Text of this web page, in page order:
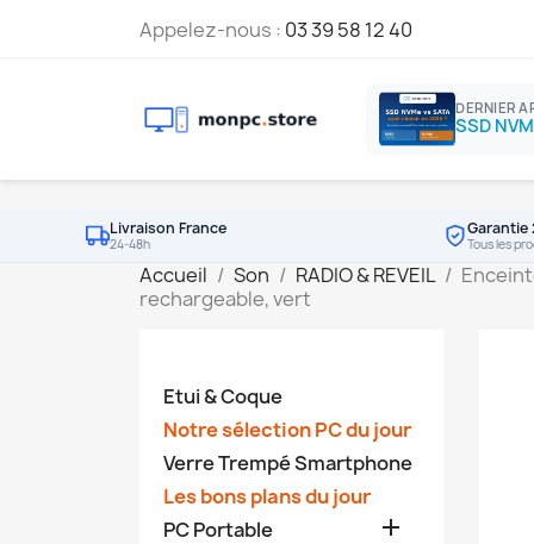
Appelez-nous : 03 39 58 12 40
DERNIER
Livraison France
24-48h
Garantie
Tous les
Accueil Son RADIO & REVEIL
rechargeable, vert
Etui & Coque
Notre sélection PC du jour
Verre Trempé Smartphone
Les bons plans du jour
PC Portable
